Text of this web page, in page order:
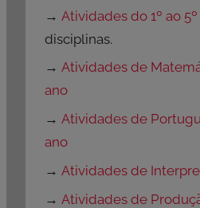
→Atividades do 1º ao
disciplinas.
→Atividades de
ano
→Atividades de
ano
→Atividades de
→Atividades de